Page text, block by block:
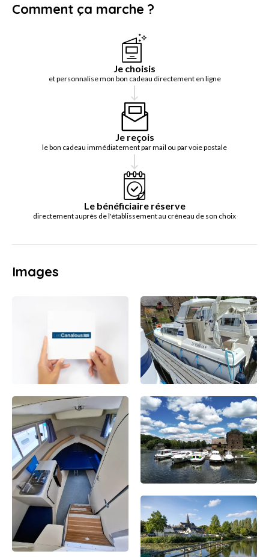
Comment ça marche ?
Je choisis
et personnalise mon bon cadeau directement en ligne
Je reçois
le bon cadeau immédiatement par mail ou par voie postale
Le bénéficiaire réserve
directement auprès de l'établissement au créneau de son choix
Images